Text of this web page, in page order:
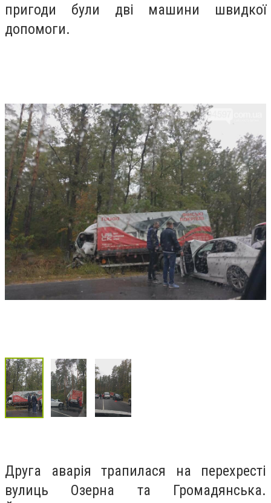
пригоди були дві машини швидкої
допомоги.
Друга аварія трапилася на перехресті
вулиць Озерна та Громадянська.